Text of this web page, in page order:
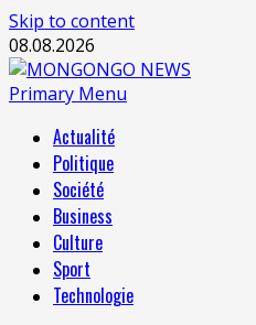
Skip to content
08.08.2026
Primary Menu
Actualité
Politique
Société
Business
Culture
Sport
Technologie